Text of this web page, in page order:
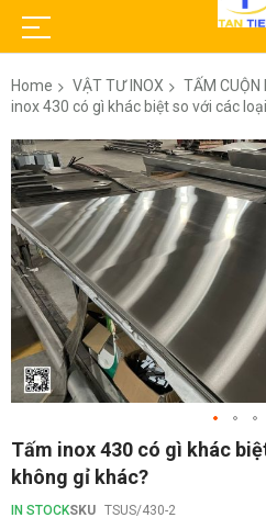
Home VẬT TƯ INOX TẤM CUỘN
inox 430 có gì khác biệt so với các
Skip
to
the
end
of
the
images
gallery
Skip
the
of
Tấm inox 430 có gì khác
không gỉ khác?
IN STOCKSKU TSUS/430-2